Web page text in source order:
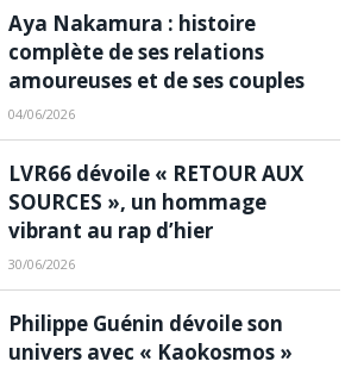
Aya Nakamura : histoire
complète de ses relations
amoureuses et de ses couples
04/06/2026
LVR66 dévoile « RETOUR AUX
SOURCES », un hommage
vibrant au rap d’hier
30/06/2026
Philippe Guénin dévoile son
univers avec « Kaokosmos »